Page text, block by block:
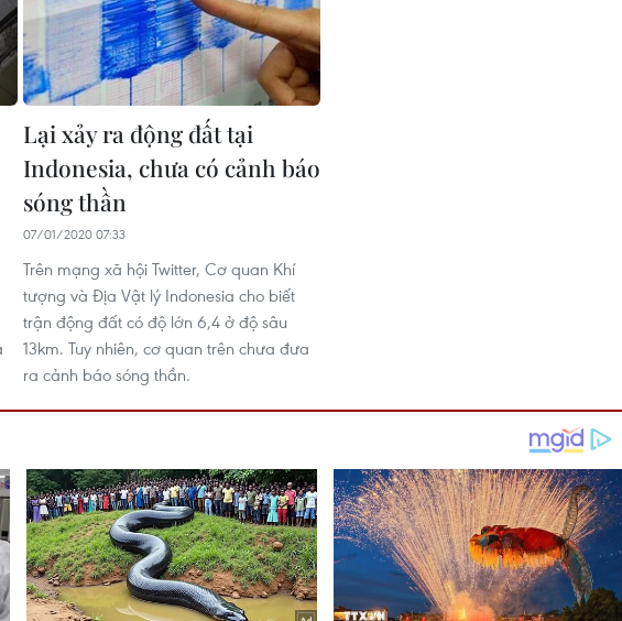
Lại xảy ra động đất tại
Indonesia, chưa có cảnh báo
sóng thần
07/01/2020 07:33
Trên mạng xã hội Twitter, Cơ quan Khí
tượng và Địa Vật lý Indonesia cho biết
trận động đất có độ lớn 6,4 ở độ sâu
13km. Tuy nhiên, cơ quan trên chưa đưa
ra cảnh báo sóng thần.